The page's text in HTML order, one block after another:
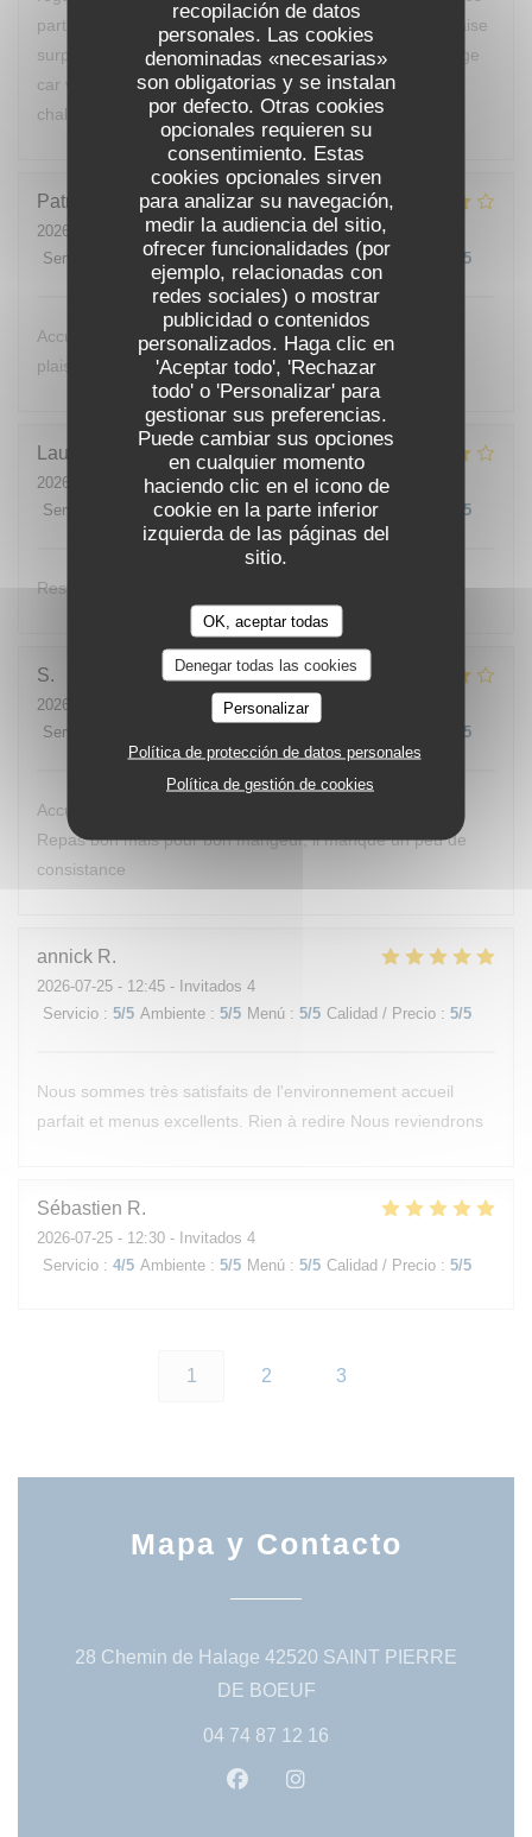
recopilación de datos
personales. Las cookies
denominadas «necesarias»
son obligatorias y se instalan
por defecto. Otras cookies
opcionales requieren su
consentimiento. Estas
cookies opcionales sirven
para analizar su navegación,
medir la audiencia del sitio,
ofrecer funcionalidades (por
ejemplo, relacionadas con
redes sociales) o mostrar
publicidad o contenidos
personalizados. Haga clic en
'Aceptar todo', 'Rechazar
todo' o 'Personalizar' para
gestionar sus preferencias.
Puede cambiar sus opciones
en cualquier momento
haciendo clic en el icono de
cookie en la parte inferior
izquierda de las páginas del
sitio.
OK, aceptar todas
Denegar todas las cookies
Personalizar
Política de protección de datos personales
Política de gestión de cookies
partis avant le dessert de peur d’avoir encore une mauvaise
surprise. Vous devriez changer de cuisinier c’est dommage
car votre restaurant est bien placé et votre accueil était
chaleureux.
Patrick
2026-07-24
- 12:00 - Invitados 1
Servicio
Ambiente : 4/5 Menú: 4/5 Calidad / Precio /5
Accueil très agréable,. Je reviendrai avec beaucoup de
plaisir.
Laurent
2026-07-25
- 20:00 - Invitados 2
Servicio
Ambiente: 4/5 Menú: 4/5 Calidad / Precio /5
Restaurant au bord de l’eau. Très bon accueil.
S
2026-07-26
- 12:00 - Invitados 3
Servicio
/5
Accueil sympathique et souriant Terrasse accueiillante
Repas bon mais pour bon mangeur, il manque un peu de
consistance
annick R
2026-07-25 - 12:45 - Invitados 4
Servicio : 5/5 Ambiente : 5/5 Menú : 5/5 Calidad / Precio : 5/5
Nous sommes très satisfaits de l'environnement accueil
parfait et menus excellents. Rien à redire Nous reviendrons
Sébastien R
2026-07-25 - 12:30 - Invitados 4
Servicio : 4/5 Ambiente : 5/5 Menú : 5/5 Calidad / Precio : 5/5
1 2 3
Mapa y Contacto
28 Chemin de Halage 42520 SAINT PIERRE
DE BOEUF((abre en una nueva
04 74 87 12 16
Facebook ((abre en una